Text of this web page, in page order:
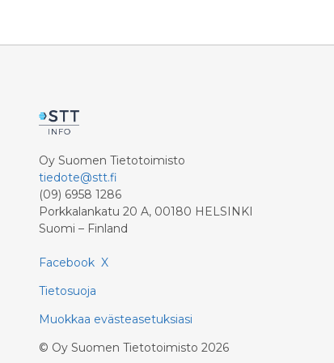
terveyskeskuksen vastaanoton
terveyskeskusten vastaanottojen
numerona.
Oy Suomen Tietotoimisto
tiedote@stt.fi
(09) 6958 1286
Porkkalankatu 20 A, 00180 HELSINKI
Suomi – Finland
Facebook X
Tietosuoja
Muokkaa evästeasetuksiasi
© Oy Suomen Tietotoimisto 2026